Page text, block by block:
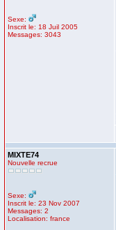
Sexe:
Inscrit le: 18 Juil 2005
Messages: 3043
MIXTE74
Nouvelle recrue
Sexe:
Inscrit le: 23 Nov 2007
Messages: 2
Localisation: france